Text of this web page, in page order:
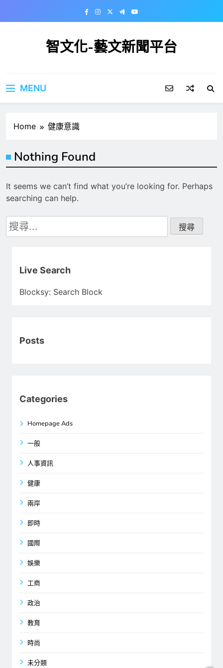
智文化-藝文新聞平台
MENU
Home 健康意識
Nothing Found
It seems we can’t find what you’re looking for. Perhaps
searching can help.
搜
尋
Live Search
Blocksy: Search Block
Posts
Categories
Homepage Ads
一般
人事資訊
健康
兩岸
即時
國際
娛樂
工商
政治
教育
時尚
未分類